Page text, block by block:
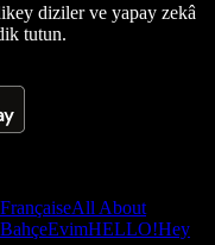
diziler ve yapay zekâ
tutun.
All About
EvimHELLO!Hey